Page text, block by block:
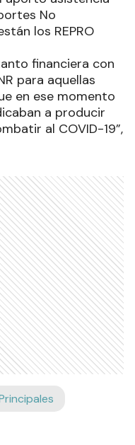
No
los REPRO
financiera con
para aquellas
en ese momento
a producir
al COVID-19”,